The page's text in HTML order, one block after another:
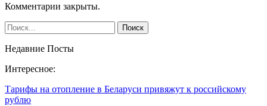
Комментарии закрыты.
Недавние Посты
Интересное:
Тарифы на отопление в Беларуси привяжут к российскому
рублю